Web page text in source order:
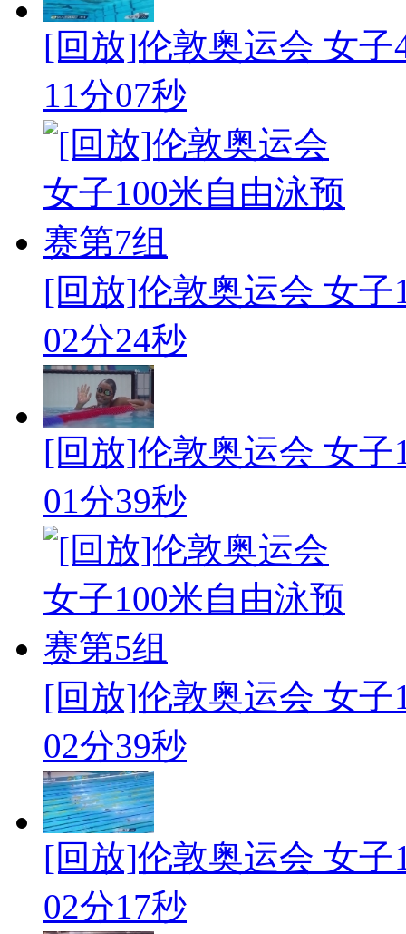
[回放]伦敦奥运会 女子
11分07秒
[回放]伦敦奥运会 女子
02分24秒
[回放]伦敦奥运会 女子
01分39秒
[回放]伦敦奥运会 女子
02分39秒
[回放]伦敦奥运会 女子
02分17秒